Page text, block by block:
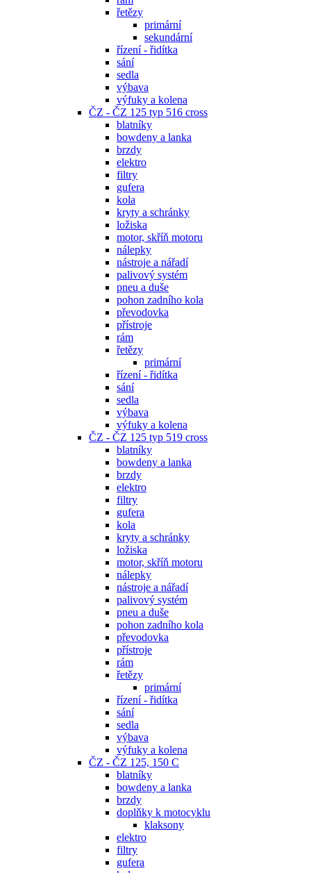
řetězy
primární
sekundární
řízení - řidítka
sání
sedla
výbava
výfuky a kolena
ČZ - ČZ 125 typ 516 cross
blatníky
bowdeny a lanka
brzdy
elektro
filtry
gufera
kola
kryty a schránky
ložiska
motor, skříň motoru
nálepky
nástroje a nářadí
palivový systém
pneu a duše
pohon zadního kola
převodovka
přístroje
rám
řetězy
primární
řízení - řidítka
sání
sedla
výbava
výfuky a kolena
ČZ - ČZ 125 typ 519 cross
blatníky
bowdeny a lanka
brzdy
elektro
filtry
gufera
kola
kryty a schránky
ložiska
motor, skříň motoru
nálepky
nástroje a nářadí
palivový systém
pneu a duše
pohon zadního kola
převodovka
přístroje
rám
řetězy
primární
řízení - řidítka
sání
sedla
výbava
výfuky a kolena
ČZ - ČZ 125, 150 C
blatníky
bowdeny a lanka
brzdy
doplňky k motocyklu
klaksony
elektro
filtry
gufera